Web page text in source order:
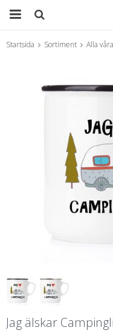
Startsida Sortiment Alla
Jag älskar